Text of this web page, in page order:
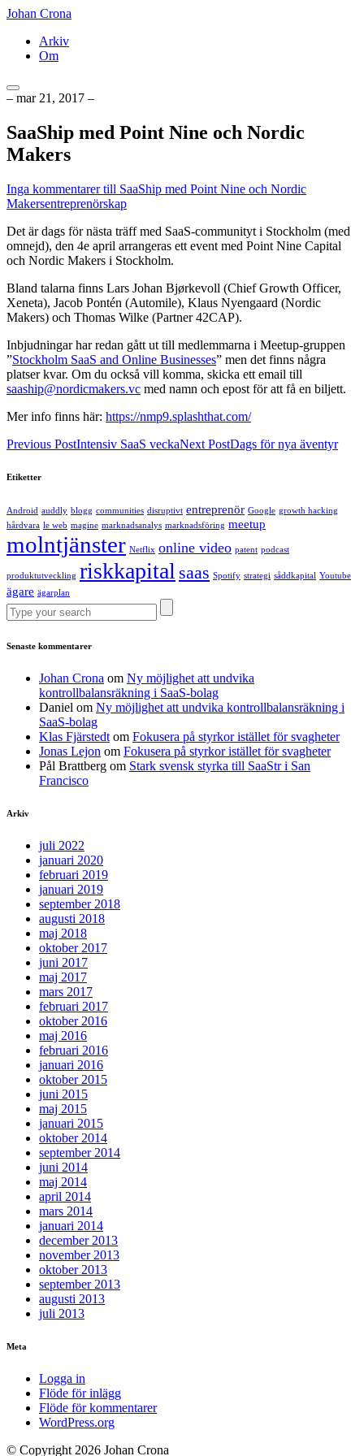
Johan Crona
Arkiv
Om
– mar 21, 2017 –
SaaShip med Point Nine och Nordic
Makers
Inga kommentarertill SaaShip med Point Nine och Nordic
Makersentreprenörskap
Det är dags för nästa träff med SaaS-communityt i Stockholm (med
omnejd), den 4e april arrangeras ett event med Point Nine Capital
och Nordic Makers i Stockholm.
Bland talarna finns Lars Johan Bjørkevoll (Chief Growth Officer,
Xeneta), Jacob Pontén (Automile), Klaus Nyengaard (Nordic
Makers) och Thomas Wilke (Partner 42CAP).
Inbjudningar har redan gått ut till medlemmarna i Meetup-gruppen
”Stockholm SaaS and Online Businesses” men det finns några
platser kvar. Om du också vill komma, skicka ett email till
saaship@nordicmakers.vc med namn och epost för att få en biljett.
Mer info finns här: https://nmp9.splashthat.com/
Previous PostIntensiv SaaS veckaNext PostDags för nya äventyr
Etiketter
Android auddly blogg communities disruptivt entreprenör Google growth hacking
hårdvara le web magine marknadsanalys marknadsföring meetup
molntjänster Netflix online video patent podcast
produktutveckling riskkapital saas Spotify strategi såddkapital Youtube
ägare ägarplan
Senaste kommentarer
Johan Crona om Ny möjlighet att undvika
kontrollbalansräkning i SaaS-bolag
Daniel om Ny möjlighet att undvika kontrollbalansräkning i
SaaS-bolag
Klas Fjärstedt om Fokusera på styrkor istället för svagheter
Jonas Lejon om Fokusera på styrkor istället för svagheter
Pål Brattberg om Stark svensk styrka till SaaStr i San
Francisco
Arkiv
juli 2022
januari 2020
februari 2019
januari 2019
september 2018
augusti 2018
maj 2018
oktober 2017
juni 2017
maj 2017
mars 2017
februari 2017
oktober 2016
maj 2016
februari 2016
januari 2016
oktober 2015
juni 2015
maj 2015
januari 2015
oktober 2014
september 2014
juni 2014
maj 2014
april 2014
mars 2014
januari 2014
december 2013
november 2013
oktober 2013
september 2013
augusti 2013
juli 2013
Meta
Logga in
Flöde för inlägg
Flöde för kommentarer
WordPress.org
© Copyright 2026 Johan Crona